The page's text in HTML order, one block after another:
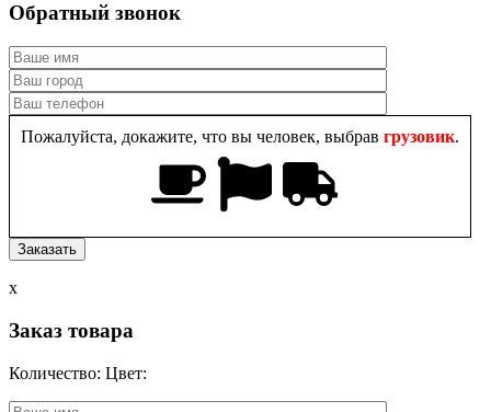
Обратный звонок
Пожалуйста, докажите, что вы человек, выбрав грузовик.
x
Заказ товара
Количество: Цвет: